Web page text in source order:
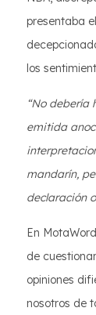
presentaba
los
“No debería
emitida
mandarín,
declaración
En
de
opiniones
nosotros de